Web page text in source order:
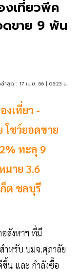
งเที่ยวพีค
ดขาย 9 พัน
าสุด : 17 เม.ย. 66 | 06:23 น.
งเที่ยว -
ชว์ยอดขาย
ทะลุ 9
มาย 3.6
ต ชลบุรี
สังหาฯ ที่มี
ำหรับ บมจ.ศุภาลัย
น และ กำลังซื้อ